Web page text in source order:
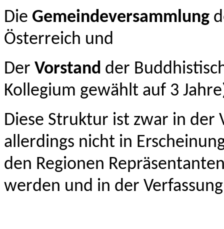
Die Gemeindeversammlung
Österreich und
Der Vorstand der
Kollegium gewählt auf 3
Diese Struktur ist zwar in der
allerdings nicht in
den Regionen
werden und in der